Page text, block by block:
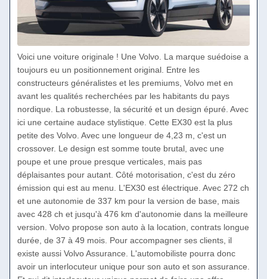
Voici une voiture originale ! Une Volvo. La marque suédoise a
toujours eu un positionnement original. Entre les
constructeurs généralistes et les premiums, Volvo met en
avant les qualités recherchées par les habitants du pays
nordique. La robustesse, la sécurité et un design épuré. Avec
ici une certaine audace stylistique. Cette EX30 est la plus
petite des Volvo. Avec une longueur de 4,23 m, c'est un
crossover. Le design est somme toute brutal, avec une
poupe et une proue presque verticales, mais pas
déplaisantes pour autant. Côté motorisation, c'est du zéro
émission qui est au menu. L'EX30 est électrique. Avec 272 ch
et une autonomie de 337 km pour la version de base, mais
avec 428 ch et jusqu'à 476 km d'autonomie dans la meilleure
version. Volvo propose son auto à la location, contrats longue
durée, de 37 à 49 mois. Pour accompagner ses clients, il
existe aussi Volvo Assurance. L'automobiliste pourra donc
avoir un interlocuteur unique pour son auto et son assurance.